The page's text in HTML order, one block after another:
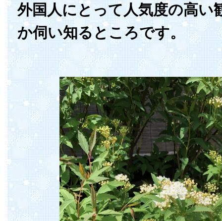
外国人にとって人気度の高い
か伺い知るところです。